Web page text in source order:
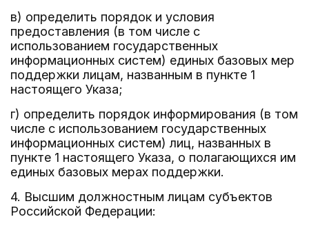
в) определить порядок и условия
предоставления (в том числе с
использованием государственных
информационных систем) единых базовых мер
поддержки лицам, названным в пункте 1
настоящего Указа;
г) определить порядок информирования (в том
числе с использованием государственных
информационных систем) лиц, названных в
пункте 1 настоящего Указа, о полагающихся им
единых базовых мерах поддержки.
4. Высшим должностным лицам субъектов
Российской Федерации: